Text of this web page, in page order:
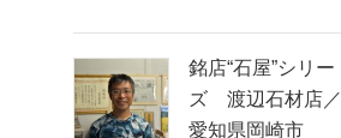
銘店“石屋”シリー
ズ 渡辺石材店／
愛知県岡崎市